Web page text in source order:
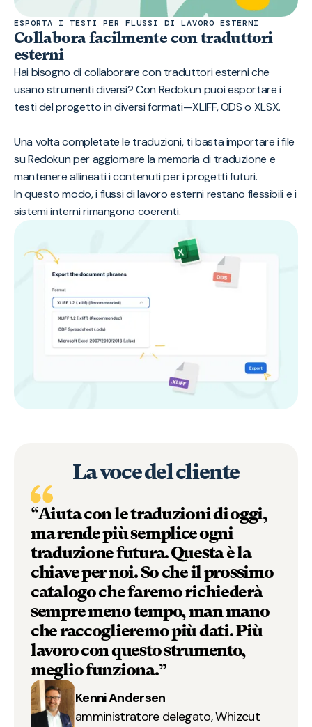
ESPORTA I TESTI PER FLUSSI DI LAVORO ESTERNI
Collabora facilmente con traduttori
esterni
Hai bisogno di collaborare con traduttori esterni che
usano strumenti diversi? Con Redokun puoi esportare i
testi del progetto in diversi formati—XLIFF, ODS o XLSX.
Una volta completate le traduzioni, ti basta importare i file
su Redokun per aggiornare la memoria di traduzione e
mantenere allineati i contenuti per i progetti futuri.
In questo modo, i flussi di lavoro esterni restano flessibili e i
sistemi interni rimangono coerenti.
La voce del cliente
“Aiuta con le traduzioni di oggi,
ma rende più semplice ogni
traduzione futura. Questa è la
chiave per noi. So che il prossimo
catalogo che faremo richiederà
sempre meno tempo, man mano
che raccoglieremo più dati. Più
lavoro con questo strumento,
meglio funziona.”
Kenni Andersen
amministratore delegato, Whizcut